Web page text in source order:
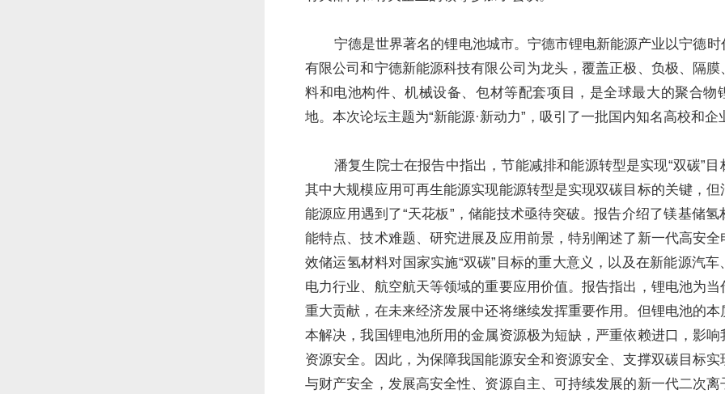
宁德是世界著名的锂电池城市。宁德市锂电新能源产业以宁德
有限公司和宁德新能源科技有限公司为龙头，覆盖正极、负极、隔
料和电池构件、机械设备、包材等配套项目，是全球最大的聚合物
地。本次论坛主题为“新能源·新动力”，吸引了一批国内知名高校和企
潘复生院士在报告中指出，节能减排和能源转型是实现“双碳”
其中大规模应用可再生能源实现能源转型是实现双碳目标的关键，
能源应用遇到了“天花板”，储能技术亟待突破。报告介绍了镁基储
能特点、技术难题、研究进展及应用前景，特别阐述了新一代高安
效储运氢材料对国家实施“双碳”目标的重大意义，以及在新能源汽
电力行业、航空航天等领域的重要应用价值。报告指出，锂电池为
重大贡献，在未来经济发展中还将继续发挥重要作用。但锂电池的
本解决，我国锂电池所用的金属资源极为短缺，严重依赖进口，影
资源安全。因此，为保障我国能源安全和资源安全、支撑双碳目标
与财产安全，发展高安全性、资源自主、可持续发展的新一代二次